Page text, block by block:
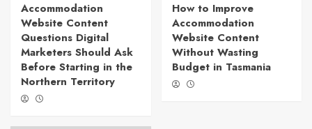
Accommodation
Website Content
Questions Digital
Marketers Should Ask
Before Starting in the
Northern Territory
How to Improve
Accommodation
Website Content
Without Wasting
Budget in Tasmania